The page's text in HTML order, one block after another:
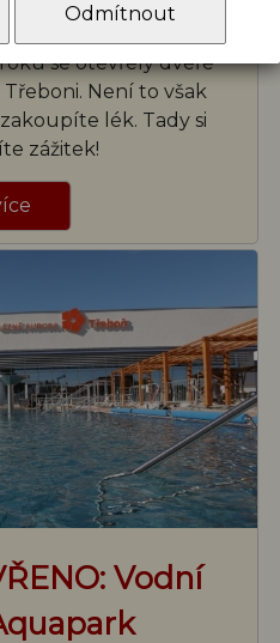
se otevřely dveře
Není to však
lék. Tady si
zážitek!
Vodní
Odmítnout